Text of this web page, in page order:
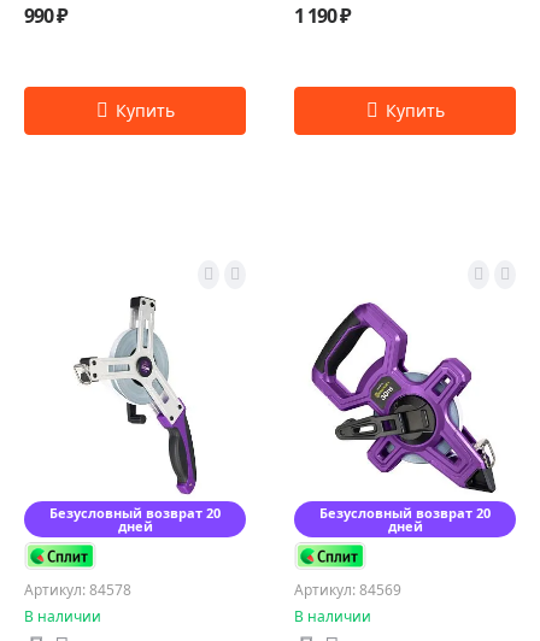
990 ₽ 1 190 ₽
Безусловный возврат 20
дней
Артикул: 84578
В наличии
Безусловный возврат 20
дней
Артикул: 84569
В наличии